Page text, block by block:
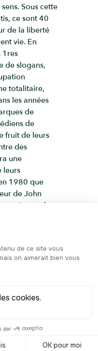
Sous cette
ce sont 40
de la liberté
vie. En
1res
de slogans,
totalitaire,
les années
de
de
fruit de leurs
des
une
leurs
1980 que
de John
sentiment de
sont
de
et davantage
Malgré la
forces de
redoublent de
ce mur
de résilience
le mur John